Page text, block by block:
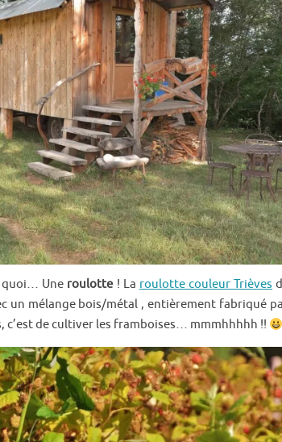
quoi… Une roulotte! La roulotte couleur Trièves
un mélange bois/métal , entièrement fabriqué
c’est de cultiver les framboises… mmmhhhhh !!